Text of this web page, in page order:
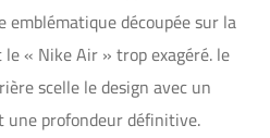
découpée sur la
« Nike Air » trop exagéré. le
scelle le design avec un
profondeur définitive.